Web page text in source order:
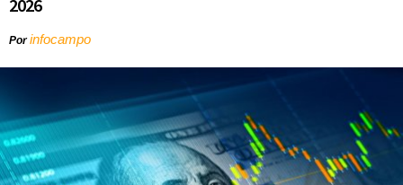
2026
Porinfocampo